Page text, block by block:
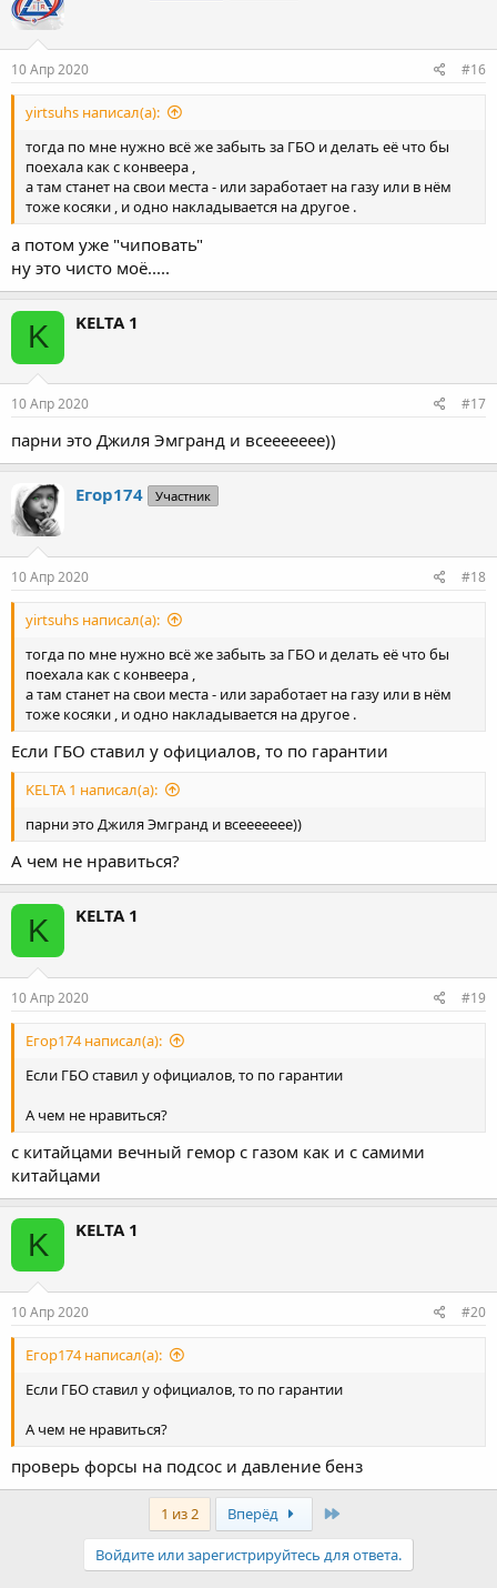
10 Апр 2020 #16
yirtsuhs написал(а):
тогда по мне нужно всё же забыть за ГБО и делать её что бы
поехала как с конвеера ,
а там станет на свои места - или заработает на газу или в нём
тоже косяки , и одно накладывается на другое .
а потом уже "чиповать"
ну это чисто моё.....
K KELTA 1
10 Апр 2020 #17
парни это Джиля Эмгранд и всеееееее))
Егор174 Участник
10 Апр 2020 #18
yirtsuhs написал(а):
тогда по мне нужно всё же забыть за ГБО и делать её что бы
поехала как с конвеера ,
а там станет на свои места - или заработает на газу или в нём
тоже косяки , и одно накладывается на другое .
Если ГБО ставил у официалов, то по гарантии
KELTA 1 написал(а):
парни это Джиля Эмгранд и всеееееее))
А чем не нравиться?
K KELTA 1
10 Апр 2020 #19
Егор174 написал(а):
Если ГБО ставил у официалов, то по гарантии
А чем не нравиться?
с китайцами вечный гемор с газом как и с самими
китайцами
K KELTA 1
10 Апр 2020 #20
Егор174 написал(а):
Если ГБО ставил у официалов, то по гарантии
А чем не нравиться?
проверь форсы на подсос и давление бенз
1 из 2 Вперёд
Войдите или зарегистрируйтесь для ответа.